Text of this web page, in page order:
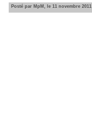
Posté par MpM, le 11 novembre 2011